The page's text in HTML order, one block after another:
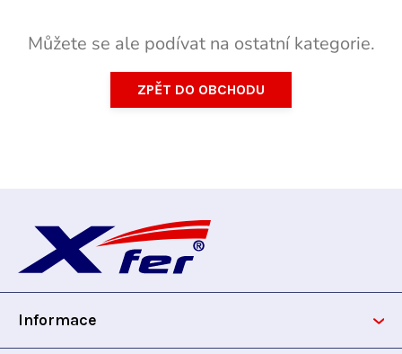
Můžete se ale podívat na ostatní kategorie.
ZPĚT DO OBCHODU
p
Informace